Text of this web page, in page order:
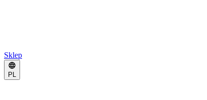
Sklep
PL